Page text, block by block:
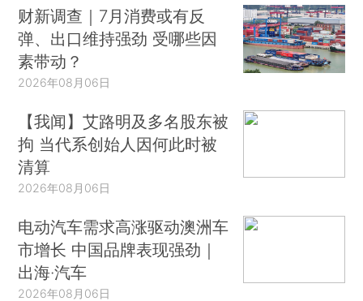
财新调查｜7月消费或有反
弹、出口维持强劲 受哪些因
素带动？
2026年08月06日
【我闻】艾路明及多名股东被
拘 当代系创始人因何此时被
清算
2026年08月06日
电动汽车需求高涨驱动澳洲车
市增长 中国品牌表现强劲｜
出海·汽车
2026年08月06日